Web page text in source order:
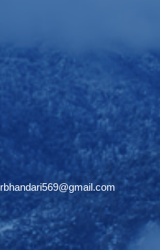
rbhandari569@gmail.com